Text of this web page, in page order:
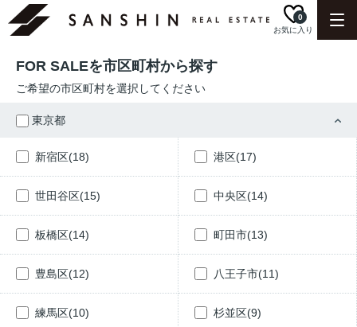
お気に入り
0
FOR SALEを市区町村から探す
ご希望の市区町村を選択してください
東京都
新宿区(18) 港区(17)
世田谷区(15) 中央区(14)
板橋区(14) 町田市(13)
豊島区(12) 八王子市(11)
練馬区(10) 杉並区(9)